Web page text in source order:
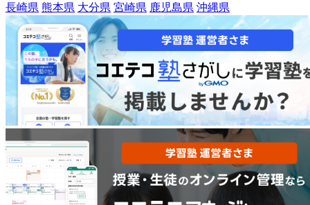
長崎県 熊本県 大分県 宮崎県 鹿児島県 沖縄県